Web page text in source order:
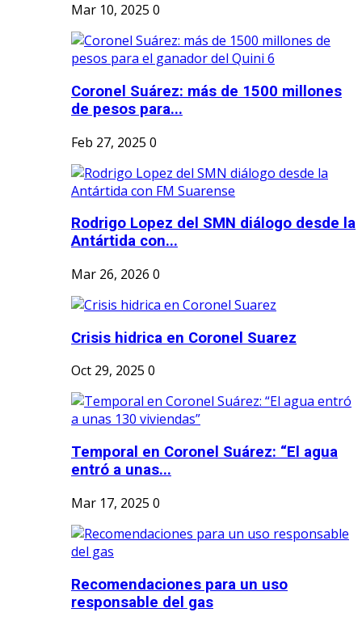
Mar 10, 2025 0
Coronel Suárez: más de 1500 millones
de pesos para...
Feb 27, 2025 0
Rodrigo Lopez del SMN diálogo desde la
Antártida con...
Mar 26, 2026 0
Crisis hidrica en Coronel Suarez
Oct 29, 2025 0
Temporal en Coronel Suárez: “El agua
entró a unas...
Mar 17, 2025 0
Recomendaciones para un uso
responsable del gas